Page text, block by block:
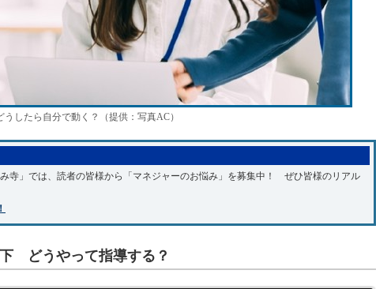
したら自分で動く？（提供：写真AC）
寺」では、読者の皆様から「マネジャーのお悩み」を募集中！ ぜひ皆様のリアル
下 どうやって指導する？